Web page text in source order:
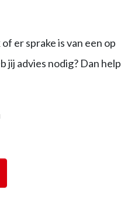
er sprake is van een op
jij advies nodig? Dan help